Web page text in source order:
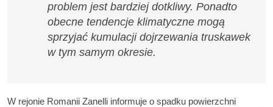
problem jest bardziej dotkliwy. Ponadto
obecne tendencje klimatyczne mogą
sprzyjać kumulacji dojrzewania truskawek
w tym samym okresie.
W rejonie Romanii Zanelli informuje o spadku powierzchni